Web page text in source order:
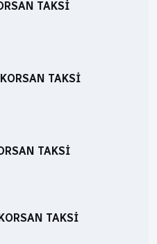
TAKSI
TAKSI
TAKSI
TAKSI